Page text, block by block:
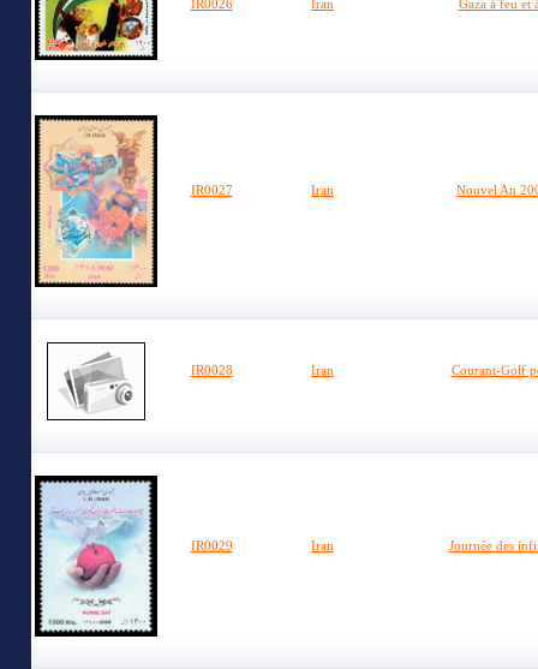
IR0026 Iran Gaza à feu et
IR0027 Iran Nouvel An
IR0028 Iran Courant-Golf
IR0029 Iran Journée des